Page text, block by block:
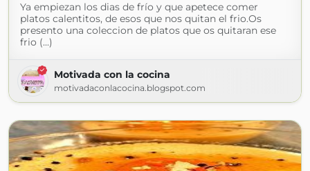
Ya empiezan los dias de frío y que apetece comer
platos calentitos, de esos que nos quitan el frio.Os
presento una coleccion de platos que os quitaran ese
frio (...)
Motivada con la cocina
motivadaconlacocina.blogspot.com